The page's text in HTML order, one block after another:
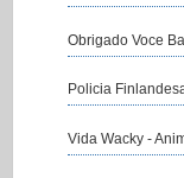
Obrigado Voce
Policia
Vida Wacky -